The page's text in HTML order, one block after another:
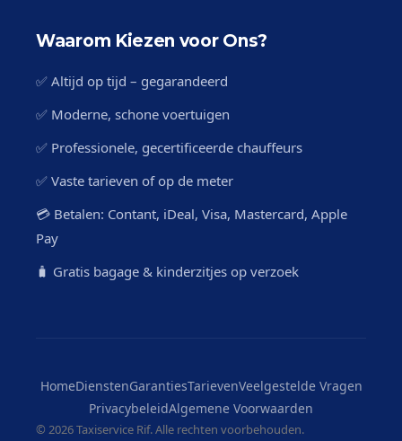
Waarom Kiezen voor Ons?
✅ Altijd op tijd – gegarandeerd
✅ Moderne, schone voertuigen
✅ Professionele, gecertificeerde chauffeurs
✅ Vaste tarieven of op de meter
💳 Betalen: Contant, iDeal, Visa, Mastercard, Apple
Pay
🧳 Gratis bagage & kinderzitjes op verzoek
HomeDienstenGarantiesTarievenVeelgestelde Vragen
PrivacybeleidAlgemene Voorwaarden
© 2026 Taxiservice Rif. Alle rechten voorbehouden.